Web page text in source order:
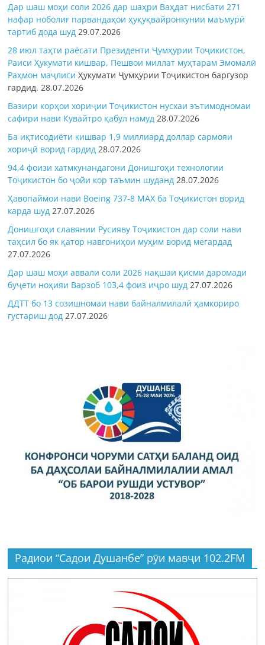
Дар шаш моҳи соли 2026 дар шаҳри Ваҳдат нисбати 271
нафар ноболиғ парвандаҳои ҳуқуқвайронкунии маъмурӣ
тартиб дода шуд 29.07.2026
28 июл таҳти раёсати Президенти Ҷумҳурии Тоҷикистон,
Раиси Ҳукумати кишвар, Пешвои миллат муҳтарам Эмомалӣ
Раҳмон маҷлисиҲукумати Ҷумҳурии Тоҷикистон баргузор
гардид. 28.07.2026
Вазири корҳои хориҷии Тоҷикистон нусхаи эътимодномаи
сафири нави Кувайтро қабул намуд 28.07.2026
Ба иқтисодиёти кишвар 1,9 миллиард доллар сармояи
хориҷӣ ворид гардид 28.07.2026
94,4 фоизи хатмкунандагони Донишгоҳи технологии
Тоҷикистон бо ҷойи кор таъмин шуданд 28.07.2026
Ҳавопаймои нави Boeing 737-8 MAX ба Тоҷикистон ворид
карда шуд 27.07.2026
Донишгоҳи славянии Русияву Тоҷикистон дар соли нави
таҳсил бо як қатор навгониҳои муҳим ворид мегардад
27.07.2026
Дар шаш моҳи аввали соли 2026 нақшаи қисми даромади
буҷети ноҳияи Варзоб 103,4 фоиз иҷро шуд 27.07.2026
ДДТТ бо 13 созишномаи нави байналмилалӣ ҳамкориро
густариш дод 27.07.2026
Радиои “Садои Душанбе” рӯи мавҷи 102.2FM